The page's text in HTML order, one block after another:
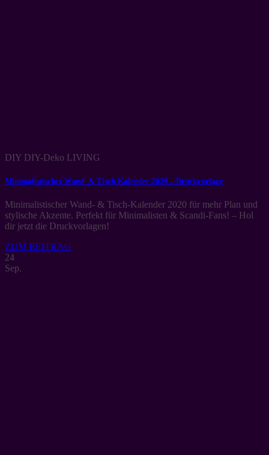
DIY DIY-Deko LIVING
Minimalistischer Wand- & Tisch-Kalender 2020 – Druckvorlage
Minimalistischer Wand- & Tisch-Kalender 2020 für mehr Plan und
stylische Akzente. Perfekt für Minimalisten & Scandi-Fans! – Hol
dir jetzt die Druckvorlagen!
ZUM BEITRAG
24
Sep.